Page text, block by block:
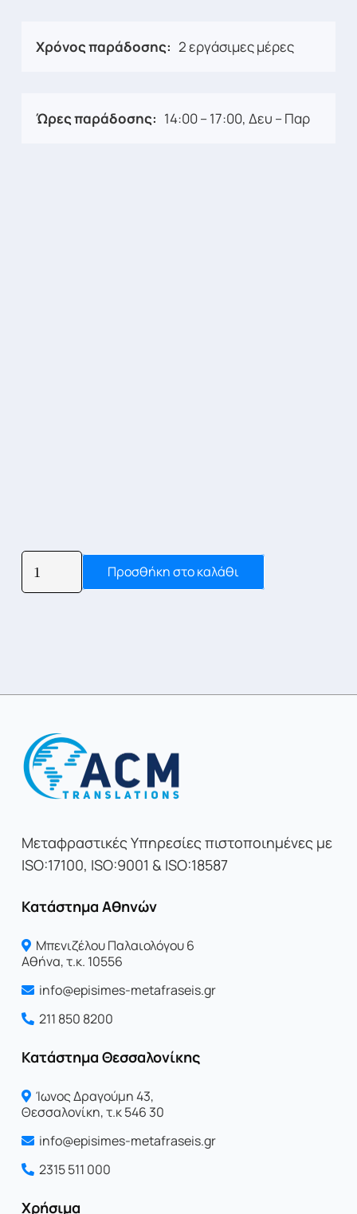
Χρόνος παράδοσης: 2 εργάσιμες μέρες
Ώρες παράδοσης: 14:00 – 17:00, Δευ – Παρ
ESB
Level
International
Modes
(C2)
ποσότητα
Προσθήκη στο καλάθι
Μεταφραστικές Υπηρεσίες πιστοποιημένες με
ISO:17100, ISO:9001 & ISO:18587
Κατάστημα Αθηνών
Μπενιζέλου Παλαιολόγου 6
Αθήνα, τ.κ. 10556
info@episimes-metafraseis.gr
211 850 8200
Κατάστημα Θεσσαλονίκης
Ίωνος Δραγoύμη 43,
Θεσσαλονίκη, τ.κ 546 30
info@episimes-metafraseis.gr
2315 511 000
Χρήσιμα